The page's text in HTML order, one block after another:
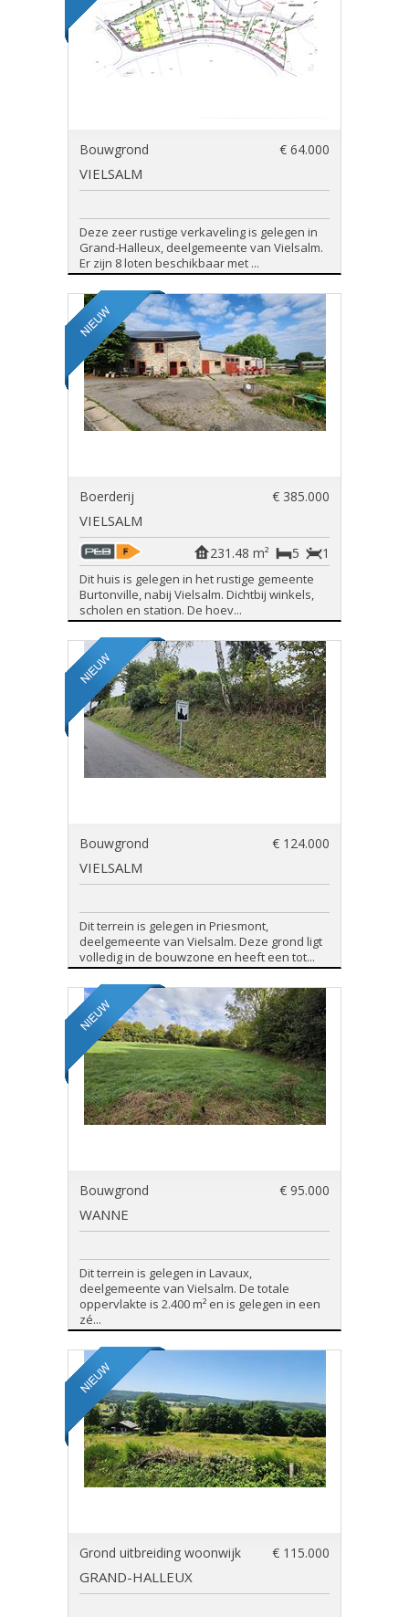
Bouwgrond € 64.000
VIELSALM
Deze zeer rustige verkaveling is gelegen in
Grand-Halleux, deelgemeente van Vielsalm.
Er zijn 8 loten beschikbaar met ...
Boerderij € 385.000
VIELSALM
1
5
231.48 m²
Dit huis is gelegen in het rustige gemeente
Burtonville, nabij Vielsalm. Dichtbij winkels,
scholen en station. De hoev...
Bouwgrond € 124.000
VIELSALM
Dit terrein is gelegen in Priesmont,
deelgemeente van Vielsalm. Deze grond ligt
volledig in de bouwzone en heeft een tot...
Bouwgrond € 95.000
WANNE
Dit terrein is gelegen in Lavaux,
deelgemeente van Vielsalm. De totale
oppervlakte is 2.400 m² en is gelegen in een
zé...
Grond uitbreiding woonwijk € 115.000
GRAND-HALLEUX